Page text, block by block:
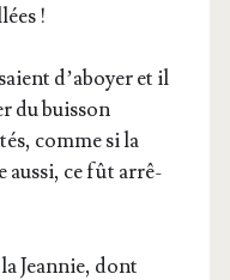
!
d’a­boyer et il
du buis­son
comme si la
aus­si, ce fût arrê­
Jean­nie, dont